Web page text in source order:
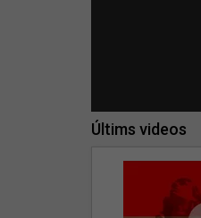
Últims videos